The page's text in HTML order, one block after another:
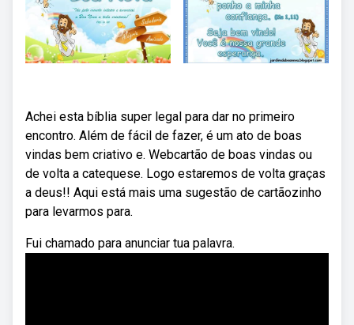
Achei esta bíblia super legal para dar no primeiro
encontro. Além de fácil de fazer, é um ato de boas
vindas bem criativo e. Webcartão de boas vindas ou
de volta a catequese. Logo estaremos de volta graças
a deus!! Aqui está mais uma sugestão de cartãozinho
para levarmos para.
Fui chamado para anunciar tua palavra.